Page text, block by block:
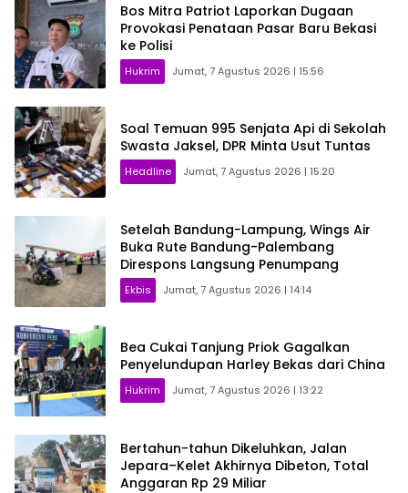
Bos Mitra Patriot Laporkan Dugaan
Provokasi Penataan Pasar Baru Bekasi
ke Polisi
Hukrim Jumat, 7 Agustus 2026 | 15:56
Soal Temuan 995 Senjata Api di Sekolah
Swasta Jaksel, DPR Minta Usut Tuntas
Headline Jumat, 7 Agustus 2026 | 15:20
Setelah Bandung-Lampung, Wings Air
Buka Rute Bandung-Palembang
Direspons Langsung Penumpang
Ekbis Jumat, 7 Agustus 2026 | 14:14
Bea Cukai Tanjung Priok Gagalkan
Penyelundupan Harley Bekas dari China
Hukrim Jumat, 7 Agustus 2026 | 13:22
Bertahun-tahun Dikeluhkan, Jalan
Jepara–Kelet Akhirnya Dibeton, Total
Anggaran Rp 29 Miliar